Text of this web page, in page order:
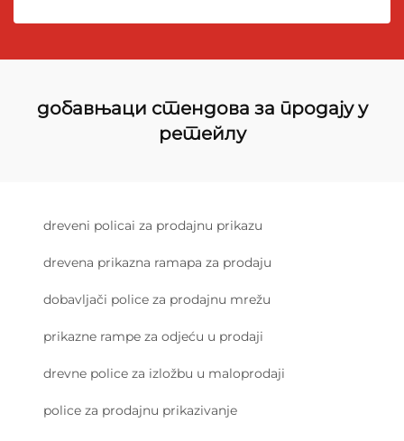
добавњаци стендова за продају у
ретейлу
dreveni policai za prodajnu prikazu
drevena prikazna ramapa za prodaju
dobavljači police za prodajnu mrežu
prikazne rampe za odjeću u prodaji
drevne police za izložbu u maloprodaji
police za prodajnu prikazivanje